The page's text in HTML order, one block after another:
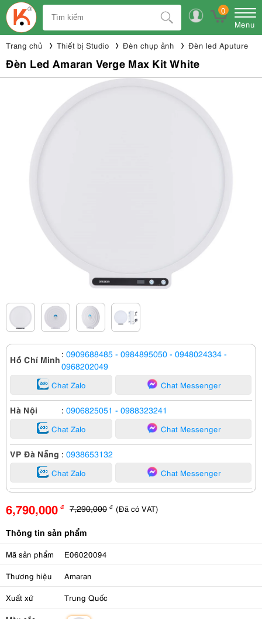
0
Menu
Trang chủ Thiết bị Studio Đèn chụp ảnh Đèn led Aputure
Đèn Led Amaran Verge Max Kit White
Hồ Chí Minh : 0909688485 - 0984895050 - 0948024334 -
0968202049
Chat Zalo Chat Messenger
Hà Nội : 0906825051 - 0988323241
Chat Zalo Chat Messenger
VP Đà Nẵng : 0938653132
Chat Zalo Chat Messenger
6,790,000 đ 7,290,000 đ (Đã có VAT)
Thông tin sản phẩm
Mã sản phẩm E06020094
Thương hiệu Amaran
Xuất xứ Trung Quốc